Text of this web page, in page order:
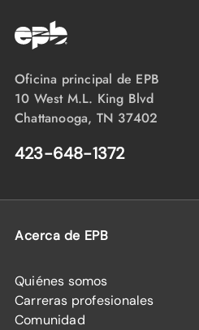
Oficina principal de EPB
10 West M.L. King Blvd
Chattanooga, TN 37402
423-648-1372
Acerca de EPB
Quiénes somos
Carreras profesionales
Comunidad